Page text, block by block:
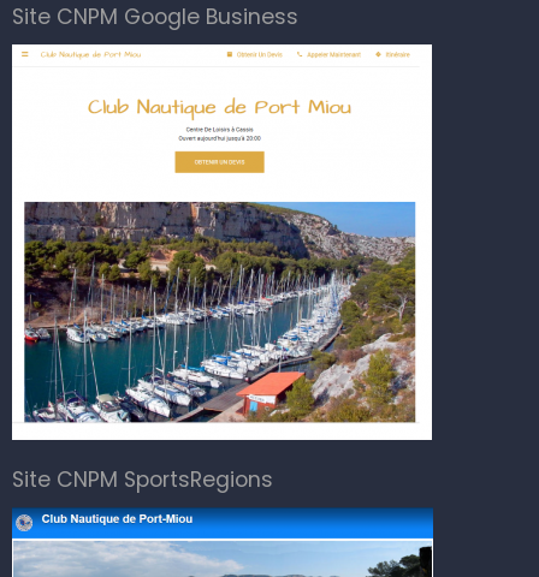
Site CNPM Google Business
Site CNPM SportsRegions